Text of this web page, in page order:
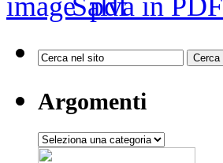
Argomenti
Argomenti